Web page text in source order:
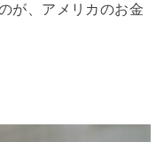
が、アメリカのお金